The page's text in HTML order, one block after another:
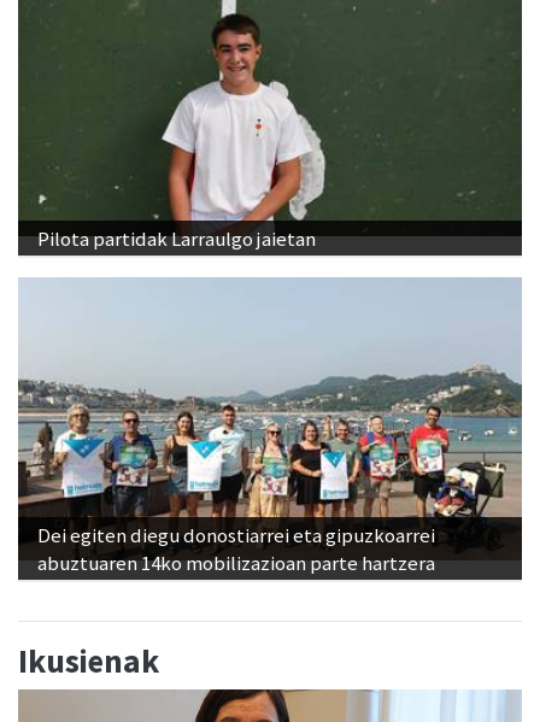
Pilota partidak Larraulgo jaietan
Dei egiten diegu donostiarrei eta gipuzkoarrei
abuztuaren 14ko mobilizazioan parte hartzera
Ikusienak